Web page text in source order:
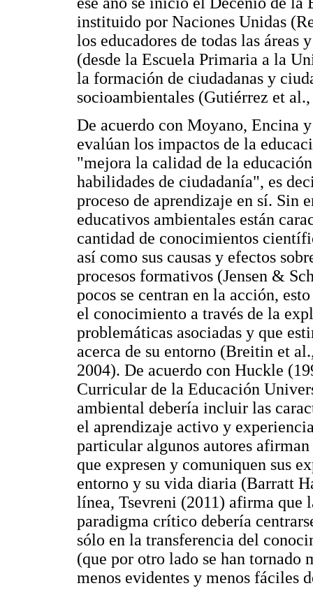
instituido por Naciones Unidas
los educadores de todas las
(desde la Escuela Primaria a la
la formación de ciudadanas y
socioambientales (Gutiérrez et
De acuerdo con Moyano, Encina
evalúan los impactos de la
"mejora la calidad de la
habilidades de ciudadanía", es
proceso de aprendizaje en sí. Sin
educativos ambientales están
cantidad de conocimientos
así como sus causas y efectos
procesos formativos (Jensen &
pocos se centran en la acción,
el conocimiento a través de la
problemáticas asociadas y que
acerca de su entorno (Breitin et
2004). De acuerdo con Huckle
Curricular de la Educación
ambiental debería incluir las
el aprendizaje activo y
particular algunos autores
que expresen y comuniquen sus
entorno y su vida diaria (Barratt
línea, Tsevreni (2011) afirma que
paradigma crítico debería
sólo en la transferencia del
(que por otro lado se han tornado
menos evidentes y menos fáciles